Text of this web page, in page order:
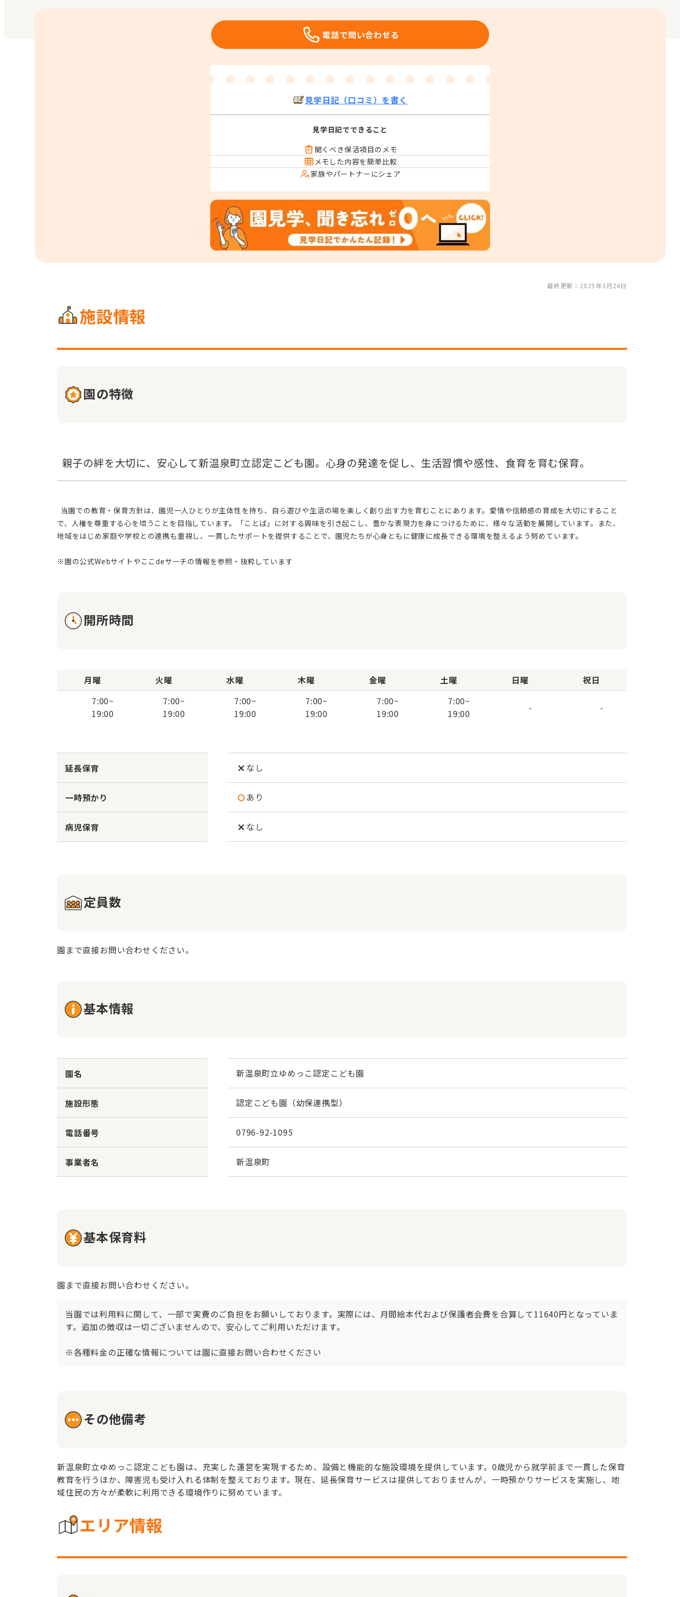
電話で問い合わせる
見学日記（口コミ）を書く
見学日記でできること
聞くべき保活項目のメモ
メモした内容を簡単比較
家族やパートナーにシェア
最終更新：2025年3月24日
施設情報
園の特徴
で、人権を尊重する心を培うことを目指しています。「ことば」に対する興味を引き起こし、豊かな表現力を身につけるために、様々な活動を展開しています。また、
地域をはじめ家庭や学校との連携も重視し、一貫したサポートを提供することで、園児たちが心身ともに健康に成長できる環境を整えるよう努めています。
開所時間
月曜
7:00~
19:00
火曜
7:00~
19:00
水曜
7:00~
19:00
木曜
7:00~
19:00
金曜
7:00~
19:00
土曜
7:00~
19:00
日曜
-
祝日
-
延長保育 なし
一時預かり あり
病児保育 なし
定員数
園まで直接お問い合わせください。
基本情報
園名 新温泉町立ゆめっこ認定こども園
施設形態 認定こども園（幼保連携型）
電話番号 0796-92-1095
事業者名 新温泉町
基本保育料
園まで直接お問い合わせください。
当園では利用料に関して、一部で実費のご負担をお願いしております。実際には、月間絵本代および保護者会費を合算して11640円となっていま
す。追加の徴収は一切ございませんので、安心してご利用いただけます。
※各種料金の正確な情報については園に直接お問い合わせください
その他備考
新温泉町立ゆめっこ認定こども園は、充実した運営を実現するため、設備と機能的な施設環境を提供しています。0歳児から就学前まで一貫した保育
教育を行うほか、障害児も受け入れる体制を整えております。現在、延長保育サービスは提供しておりませんが、一時預かりサービスを実施し、地
域住民の方々が柔軟に利用できる環境作りに努めています。
エリア情報